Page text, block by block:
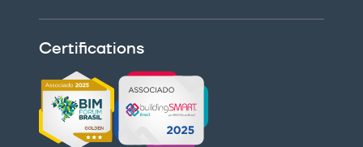
Certifications